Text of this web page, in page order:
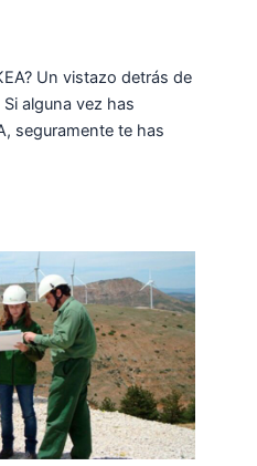
Un vistazo detrás de
Si alguna vez has
seguramente te has